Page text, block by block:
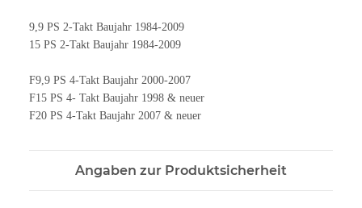
9,9 PS 2-Takt Baujahr 1984-2009
15 PS 2-Takt Baujahr 1984-2009
F9,9 PS 4-Takt Baujahr 2000-2007
F15 PS 4- Takt Baujahr 1998 & neuer
F20 PS 4-Takt Baujahr 2007 & neuer
Angaben zur Produktsicherheit